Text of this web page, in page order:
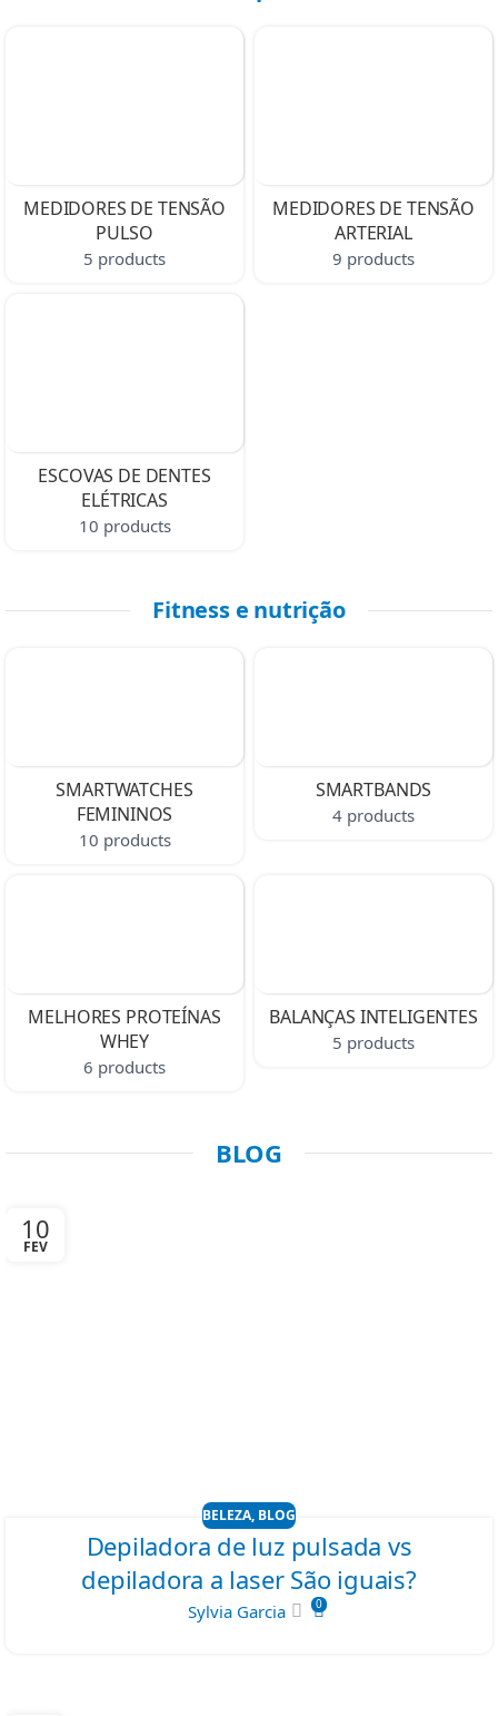
MEDIDORES DE TENSÃO
PULSO
5 products
MEDIDORES DE TENSÃO
ARTERIAL
9 products
ESCOVAS DE DENTES
ELÉTRICAS
10 products
Fitness e nutrição
SMARTWATCHES
FEMININOS
10 products
SMARTBANDS
4 products
MELHORES PROTEÍNAS
WHEY
6 products
BALANÇAS INTELIGENTES
5 products
BLOG
10
FEV
BELEZA, BLOG
Depiladora de luz pulsada vs
depiladora a laser São iguais?
Sylvia Garcia 0